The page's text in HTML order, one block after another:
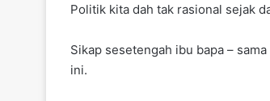
Politik kita dah tak rasional sejak
Sikap sesetengah ibu bapa –
ini.